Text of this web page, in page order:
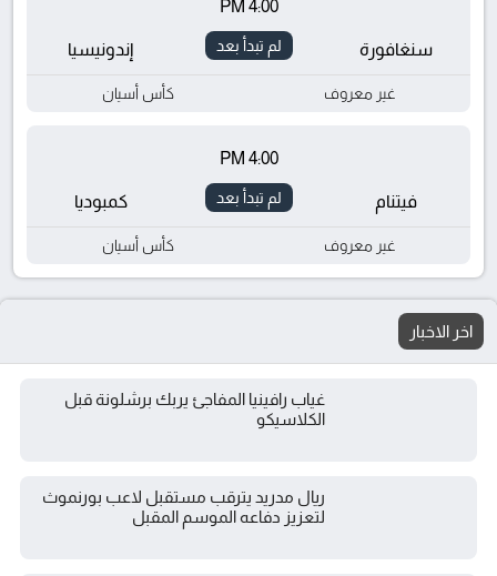
سنغافورة
4:00 PM
لم تبدأ بعد إندونيسيا
غير معروف كأس أسيان
فيتنام
4:00 PM
لم تبدأ بعد كمبوديا
غير معروف كأس أسيان
اخر الاخبار
غياب رافينيا المفاجئ يربك برشلونة قبل
الكلاسيكو
ريال مدريد يترقب مستقبل لاعب بورنموث
لتعزيز دفاعه الموسم المقبل